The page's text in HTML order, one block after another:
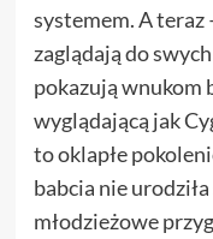
systemem. A teraz
zaglądają do
pokazują wnukom
wyglądającą jak
to oklapłe
babcia nie
młodzieżowe